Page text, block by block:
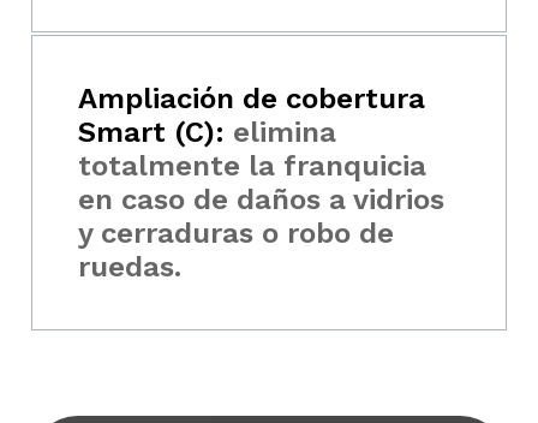
Ampliación de cobertura
Smart (C): elimina
totalmente la franquicia
en caso de daños a vidrios
y cerraduras o robo de
ruedas.